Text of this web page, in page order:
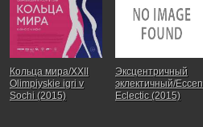
Кольца мира/XXII
Olimpiyskie igri v
Sochi (2015)
Эксцентричный
эклектичный/
Eclectic (2015)